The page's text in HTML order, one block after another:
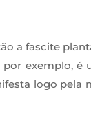
a fascite
exemplo, é
logo pela